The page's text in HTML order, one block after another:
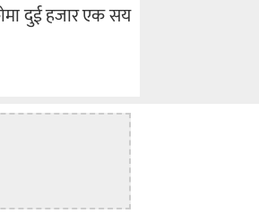
दुई हजार एक सय